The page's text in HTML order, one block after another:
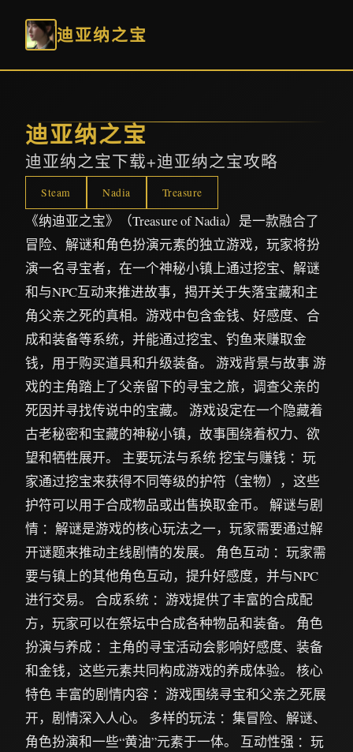
迪亚纳之宝
迪亚纳之宝
迪亚纳之宝下载+迪亚纳之宝攻略
Steam Nadia Treasure
《纳迪亚之宝》（Treasure of Nadia）是一款融合了
冒险、解谜和角色扮演元素的独立游戏，玩家将扮
演一名寻宝者，在一个神秘小镇上通过挖宝、解谜
和与NPC互动来推进故事，揭开关于失落宝藏和主
角父亲之死的真相。游戏中包含金钱、好感度、合
成和装备等系统，并能通过挖宝、钓鱼来赚取金
钱，用于购买道具和升级装备。 游戏背景与故事 游
戏的主角踏上了父亲留下的寻宝之旅，调查父亲的
死因并寻找传说中的宝藏。 游戏设定在一个隐藏着
古老秘密和宝藏的神秘小镇，故事围绕着权力、欲
望和牺牲展开。 主要玩法与系统 挖宝与赚钱 ：玩
家通过挖宝来获得不同等级的护符（宝物），这些
护符可以用于合成物品或出售换取金币。 解谜与剧
情 ：解谜是游戏的核心玩法之一，玩家需要通过解
开谜题来推动主线剧情的发展。 角色互动 ：玩家需
要与镇上的其他角色互动，提升好感度，并与NPC
进行交易。 合成系统 ：游戏提供了丰富的合成配
方，玩家可以在祭坛中合成各种物品和装备。 角色
扮演与养成 ：主角的寻宝活动会影响好感度、装备
和金钱，这些元素共同构成游戏的养成体验。 核心
特色 丰富的剧情内容 ：游戏围绕寻宝和父亲之死展
开，剧情深入人心。 多样的玩法 ：集冒险、解谜、
角色扮演和一些“黄油”元素于一体。 互动性强 ：玩